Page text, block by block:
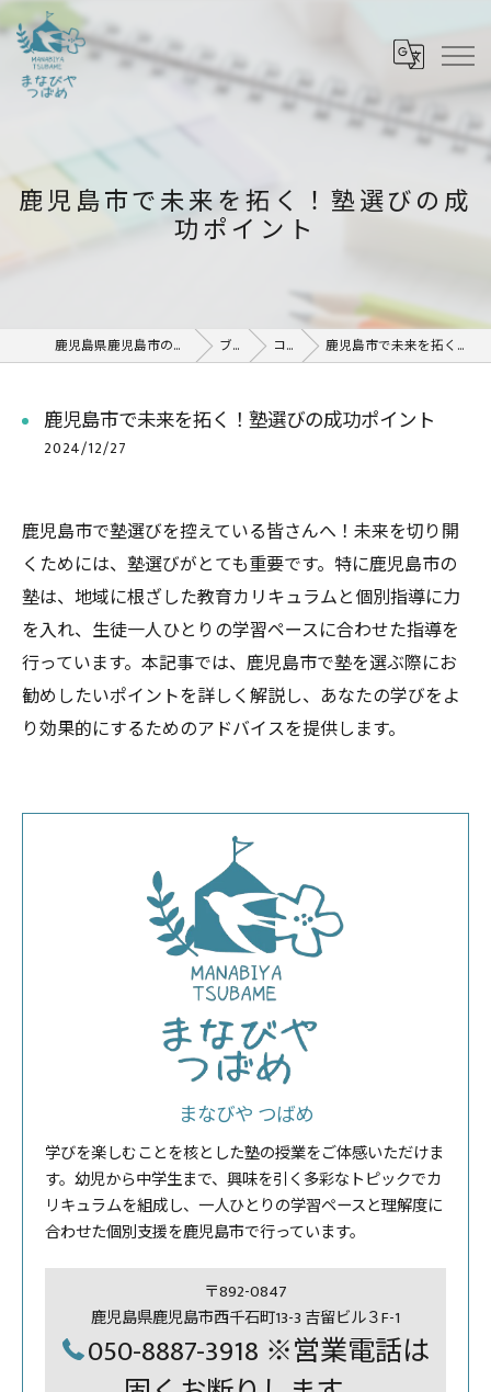
鹿児島市で未来を拓く！塾選びの成
功ポイント
鹿児島県鹿児島市の塾ならまなびや つばめ ブログ コラム 鹿児島市で未来を拓く！塾選びの成功ポイント
鹿児島市で未来を拓く！塾選びの成功ポイント
2024/12/27
鹿児島市で塾選びを控えている皆さんへ！未来を切り開
くためには、塾選びがとても重要です。特に鹿児島市の
塾は、地域に根ざした教育カリキュラムと個別指導に力
を入れ、生徒一人ひとりの学習ペースに合わせた指導を
行っています。本記事では、鹿児島市で塾を選ぶ際にお
勧めしたいポイントを詳しく解説し、あなたの学びをよ
り効果的にするためのアドバイスを提供します。
まなびや つばめ
学びを楽しむことを核とした塾の授業をご体感いただけま
す。幼児から中学生まで、興味を引く多彩なトピックでカ
リキュラムを組成し、一人ひとりの学習ペースと理解度に
合わせた個別支援を鹿児島市で行っています。
〒892-0847
鹿児島県鹿児島市西千石町13-3 吉留ビル３F-1
050-8887-3918 ※営業電話は